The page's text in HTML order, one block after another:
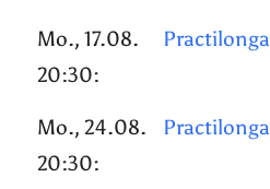
Mo., 17.08.
20:30:
Practilonga
Mo., 24.08.
20:30:
Practilonga